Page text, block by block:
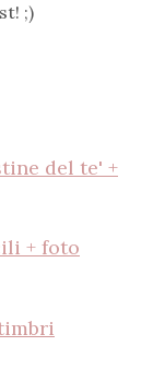
;)
del te' +
+ foto